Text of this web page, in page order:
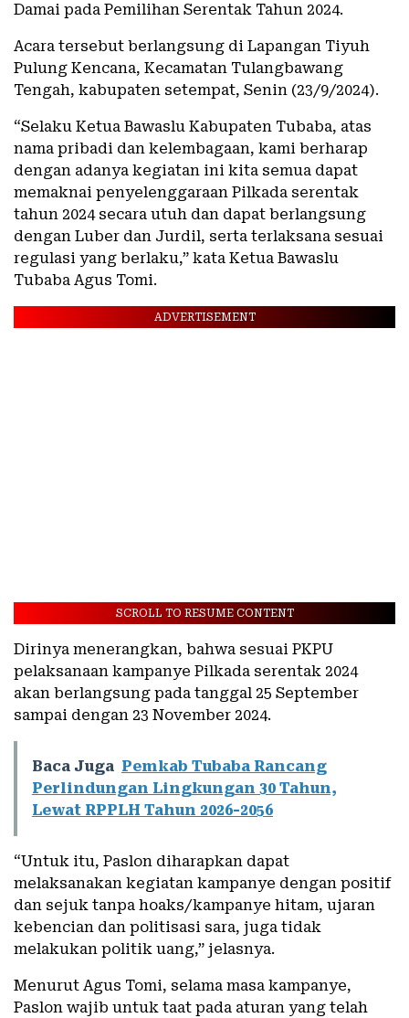
Damai pada Pemilihan Serentak Tahun 2024.
Acara tersebut berlangsung di Lapangan Tiyuh
Pulung Kencana, Kecamatan Tulangbawang
Tengah, kabupaten setempat, Senin (23/9/2024).
“Selaku Ketua Bawaslu Kabupaten Tubaba, atas
nama pribadi dan kelembagaan, kami berharap
dengan adanya kegiatan ini kita semua dapat
memaknai penyelenggaraan Pilkada serentak
tahun 2024 secara utuh dan dapat berlangsung
dengan Luber dan Jurdil, serta terlaksana sesuai
regulasi yang berlaku,” kata Ketua Bawaslu
Tubaba Agus Tomi.
ADVERTISEMENT
SCROLL TO RESUME CONTENT
Dirinya menerangkan, bahwa sesuai PKPU
pelaksanaan kampanye Pilkada serentak 2024
akan berlangsung pada tanggal 25 September
sampai dengan 23 November 2024.
Baca Juga Pemkab Tubaba Rancang
Perlindungan Lingkungan 30 Tahun,
Lewat RPPLH Tahun 2026-2056
“Untuk itu, Paslon diharapkan dapat
melaksanakan kegiatan kampanye dengan positif
dan sejuk tanpa hoaks/kampanye hitam, ujaran
kebencian dan politisasi sara, juga tidak
melakukan politik uang,” jelasnya.
Menurut Agus Tomi, selama masa kampanye,
Paslon wajib untuk taat pada aturan yang telah